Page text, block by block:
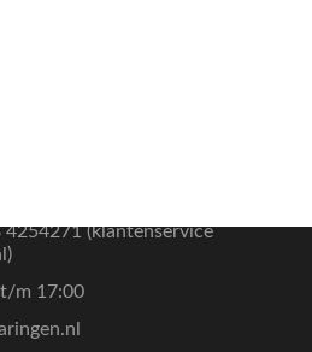
(klantenservice
t/m 17:00